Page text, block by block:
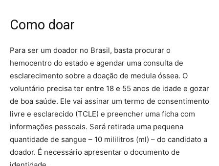
Como doar
Para ser um doador no Brasil, basta procurar o
hemocentro do estado e agendar uma consulta de
esclarecimento sobre a doação de medula óssea. O
voluntário precisa ter entre 18 e 55 anos de idade e gozar
de boa saúde. Ele vai assinar um termo de consentimento
livre e esclarecido (TCLE) e preencher uma ficha com
informações pessoais. Será retirada uma pequena
quantidade de sangue – 10 mililitros (ml) – do candidato a
doador. É necessário apresentar o documento de